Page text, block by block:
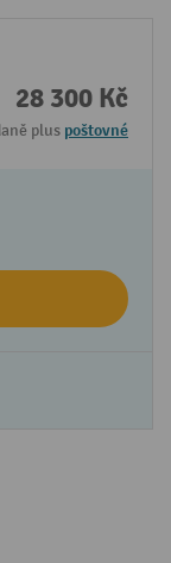
28 300 Kč
plus poštovné